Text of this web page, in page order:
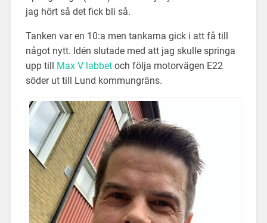
jag hört så det fick bli så.
Tanken var en 10:a men tankarna gick i att få till
något nytt. Idén slutade med att jag skulle springa
upp till Max V labbetoch följa motorvägen E22
söder ut till Lund kommungräns.